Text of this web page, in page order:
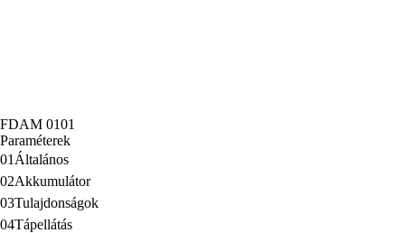
FDAM 0101
Paraméterek
01 Általános
02Akkumulátor
03Tulajdonságok
04Tápellátás